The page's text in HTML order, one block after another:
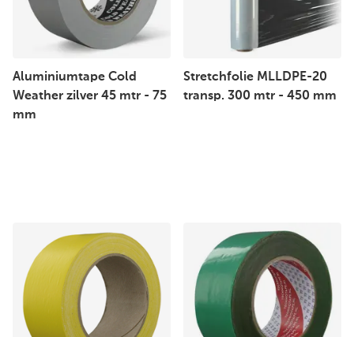
Aluminiumtape Cold
Weather zilver 45 mtr - 75
mm
Stretchfolie MLLDPE-20
transp. 300 mtr - 450 mm